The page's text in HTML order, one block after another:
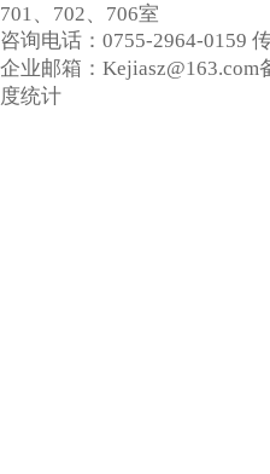
701、702、706室
咨询电话：0755-2964-0159
企业邮箱：Kejiasz@163.com
度统计